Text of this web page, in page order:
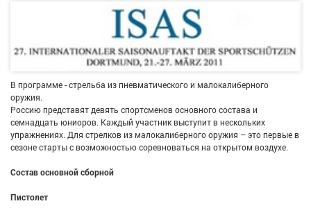
В программе - стрельба из пневматического и малокалиберного
оружия.
Россию представят девять спортсменов основного состава и
семнадцать юниоров. Каждый участник выступит в нескольких
упражнениях. Для стрелков из малокалиберного оружия – это первые в
сезоне старты с возможностью соревноваться на открытом воздухе.
Состав основной сборной
Пистолет